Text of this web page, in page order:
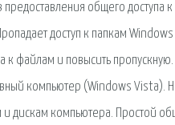
предоставления общего
доступ к папкам
к файлам и повысить
компьютер (Windows Vista).
дискам компьютера. Простой